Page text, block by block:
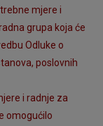
mjere i
grupa koja će
Odluke o
poslovnih
i radnje za
omogućilo